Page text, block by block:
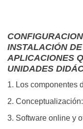
INSTALACIÓN
APLICACIONES
UNIDADES
1. Los componentes
2.
3. Software online y